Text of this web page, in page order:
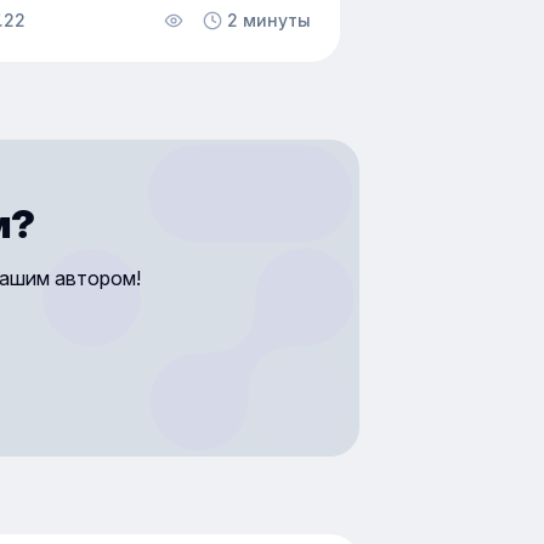
по обучению компании
2 минуты
автором!